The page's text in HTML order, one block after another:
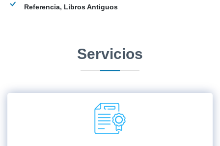
Referencia, Libros Antiguos
Servicios